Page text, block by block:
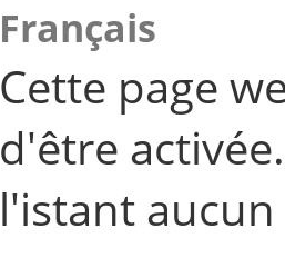
Français
Cette page
d'être
l'istant